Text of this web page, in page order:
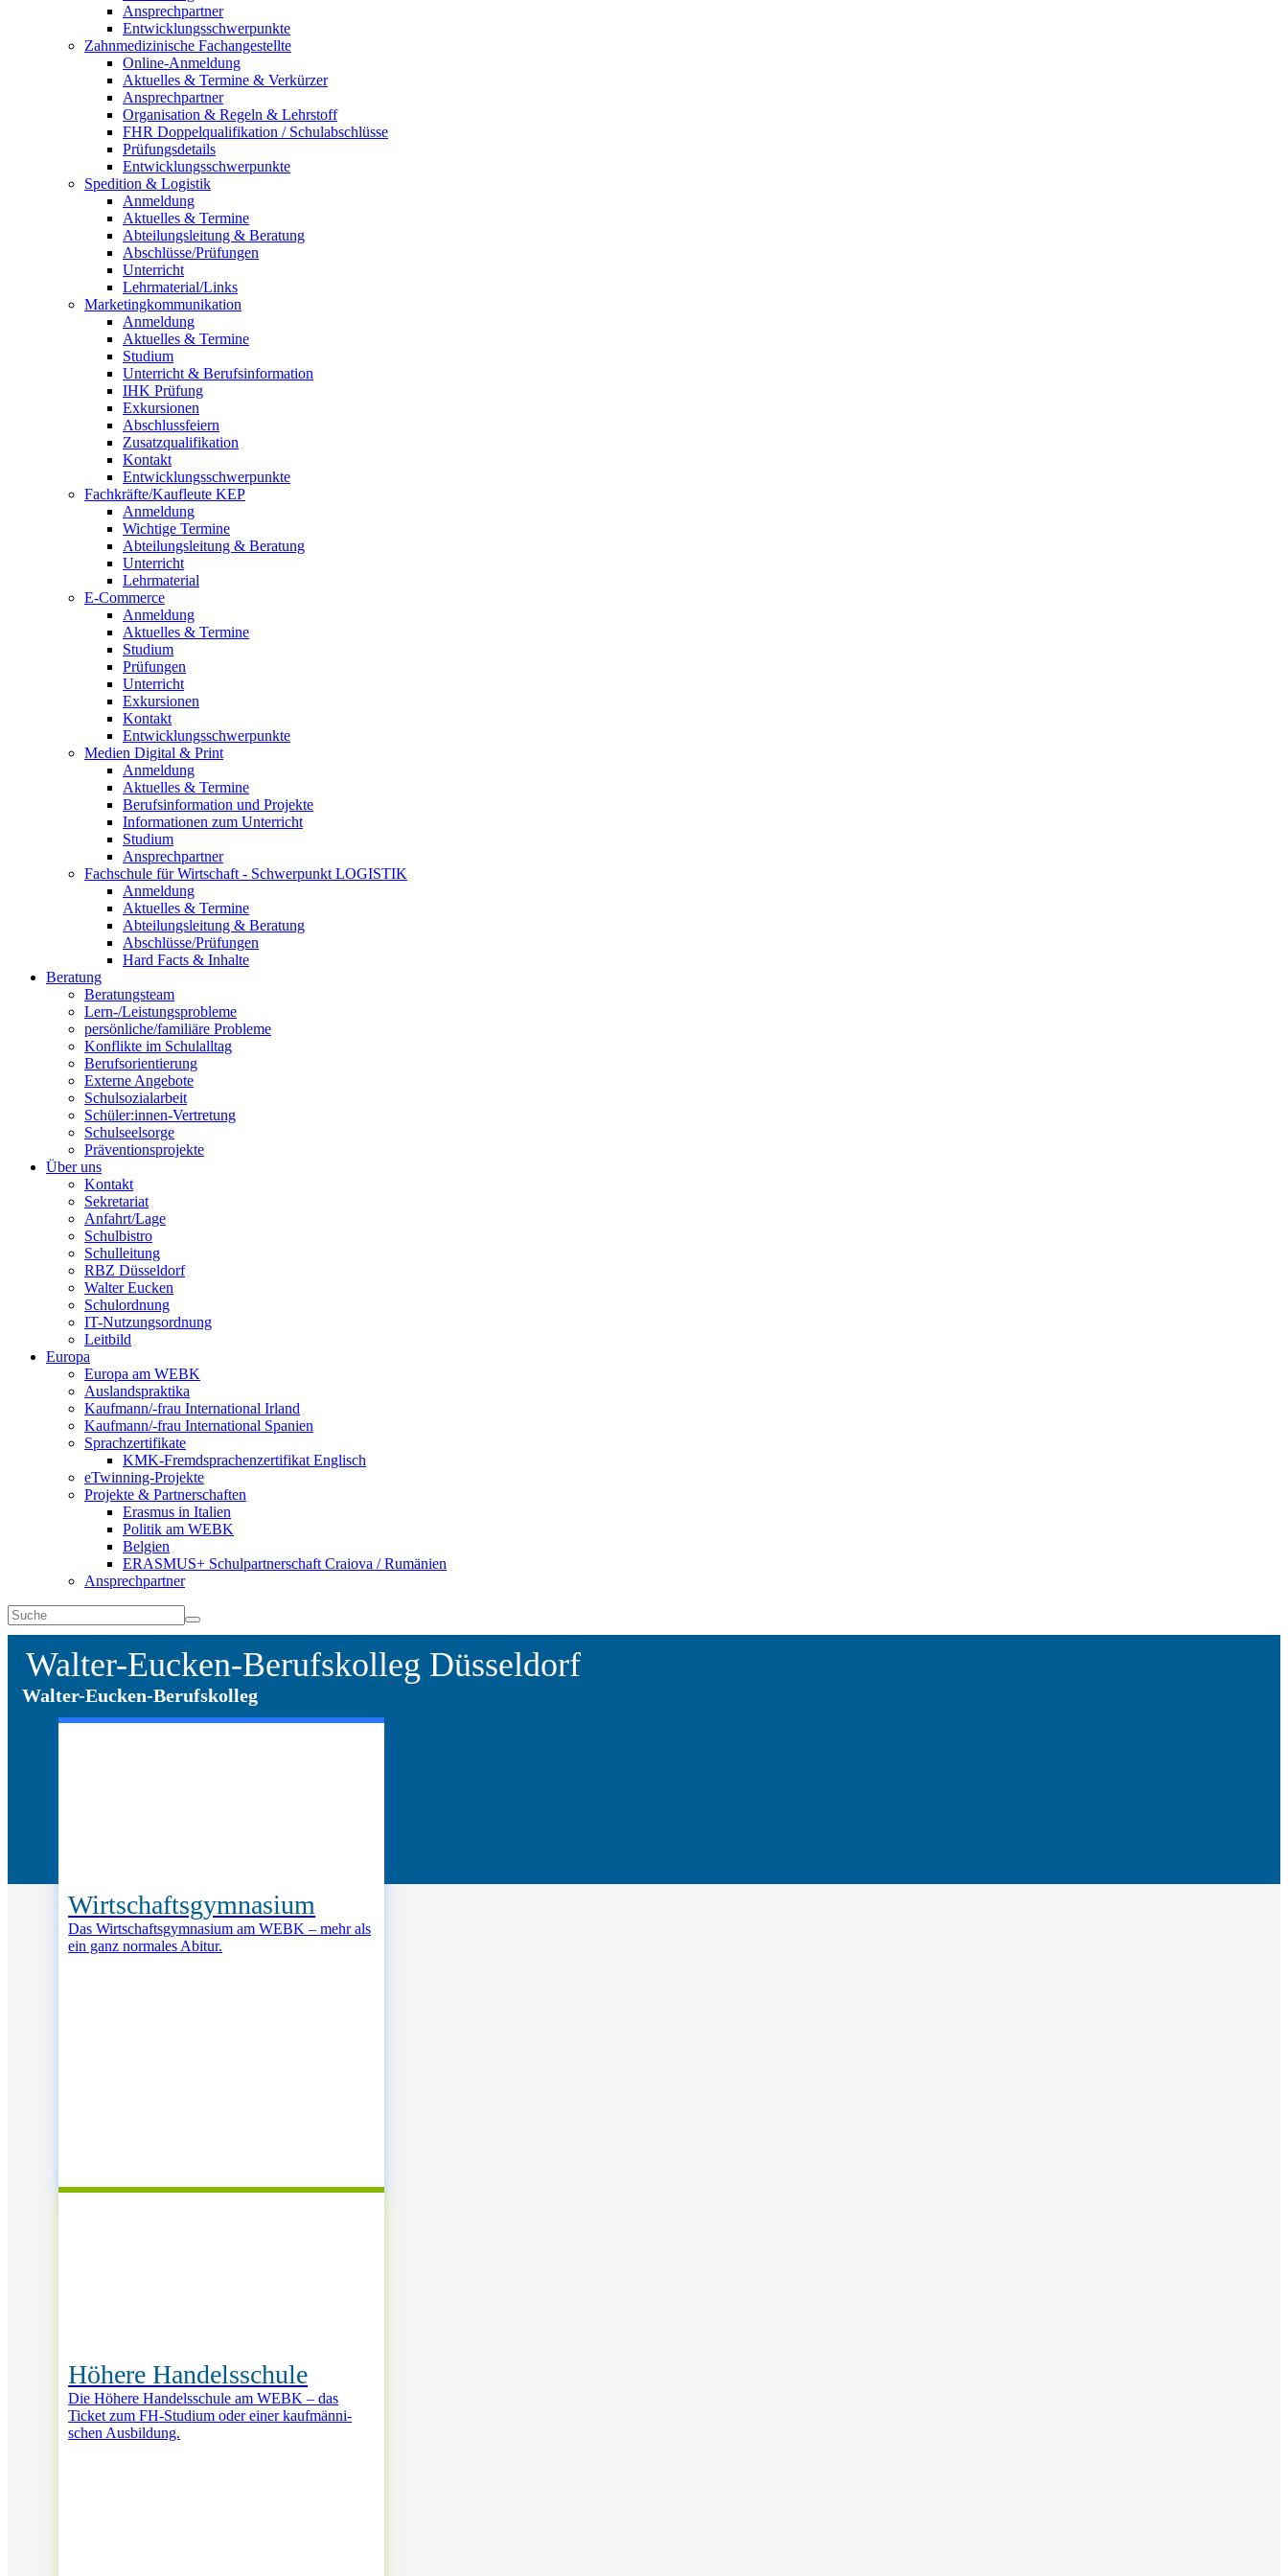
Ansprechpartner
Entwicklungsschwerpunkte
Zahnmedizinische Fachangestellte
Online-Anmeldung
Aktuelles & Termine & Verkürzer
Ansprechpartner
Organisation & Regeln & Lehrstoff
FHR Doppelqualifikation / Schulabschlüsse
Prüfungsdetails
Entwicklungsschwerpunkte
Spedition & Logistik
Anmeldung
Aktuelles & Termine
Abteilungsleitung & Beratung
Abschlüsse/Prüfungen
Unterricht
Lehrmaterial/Links
Marketingkommunikation
Anmeldung
Aktuelles & Termine
Studium
Unterricht & Berufsinformation
IHK Prüfung
Exkursionen
Abschlussfeiern
Zusatzqualifikation
Kontakt
Entwicklungsschwerpunkte
Fachkräfte/Kaufleute KEP
Anmeldung
Wichtige Termine
Abteilungsleitung & Beratung
Unterricht
Lehrmaterial
E-Commerce
Anmeldung
Aktuelles & Termine
Studium
Prüfungen
Unterricht
Exkursionen
Kontakt
Entwicklungsschwerpunkte
Medien Digital & Print
Anmeldung
Aktuelles & Termine
Berufsinformation und Projekte
Informationen zum Unterricht
Studium
Ansprechpartner
Fachschule für Wirtschaft - Schwerpunkt LOGISTIK
Anmeldung
Aktuelles & Termine
Abteilungsleitung & Beratung
Abschlüsse/Prüfungen
Hard Facts & Inhalte
Beratung
Beratungsteam
Lern-/Leistungsprobleme
persönliche/familiäre Probleme
Konflikte im Schulalltag
Berufsorientierung
Externe Angebote
Schulsozialarbeit
Schüler:innen-Vertretung
Schulseelsorge
Präventionsprojekte
Über uns
Kontakt
Sekretariat
Anfahrt/Lage
Schulbistro
Schulleitung
RBZ Düsseldorf
Walter Eucken
Schulordnung
IT-Nutzungsordnung
Leitbild
Europa
Europa am WEBK
Auslandspraktika
Kaufmann/-frau International Irland
Kaufmann/-frau International Spanien
Sprachzertifikate
KMK-Fremdsprachenzertifikat Englisch
eTwinning-Projekte
Projekte & Partnerschaften
Erasmus in Italien
Politik am WEBK
Belgien
ERASMUS+ Schulpartnerschaft Craiova / Rumänien
Ansprechpartner
Walter-Eucken-Berufskolleg Düsseldorf
Walter-Eucken-Berufskolleg
Wirtschafts­gymnasium
Das Wirt­schafts­gym­na­si­um am WEBK – mehr als
ein ganz nor­ma­les Abi­tur.
Höhere Handelsschule
Die Hö­he­re Han­dels­schu­le am WEBK – das
Ticket zum FH-­Stu­di­um oder ei­ner kauf­män­ni­
schen Aus­bil­dung.